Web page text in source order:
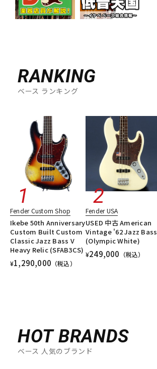
RANKING
ベース ランキング
Fender Custom Shop
Ikebe 50th Anniversary
Custom Built Custom
Classic Jazz Bass V
Heavy Relic (SFAB3CS)
¥1,290,000 （税込）
Fender USA
USED 中古 American
Vintage '62 Jazz Bass
(Olympic White)
¥249,000 （税込）
HOT BRANDS
ベース 人気のブランド